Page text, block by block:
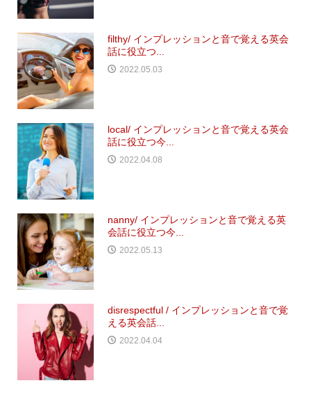
filthy/ インプレッションと音で覚える英会
話に役立つ...
2022.05.03
local/ インプレッションと音で覚える英会
話に役立つ今...
2022.04.08
nanny/ インプレッションと音で覚える英
会話に役立つ今...
2022.05.13
disrespectful / インプレッションと音で覚
える英会話...
2022.04.04